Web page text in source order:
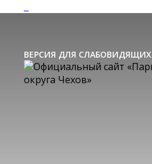
ВЕРСИЯ ДЛЯ СЛАБОВИДЯЩИХ